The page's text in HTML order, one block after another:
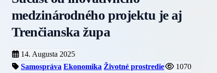
medzinárodného projektu je aj
Trenčianska župa
14. Augusta 2025
Samospráva Ekonomika Životné prostredie
1070